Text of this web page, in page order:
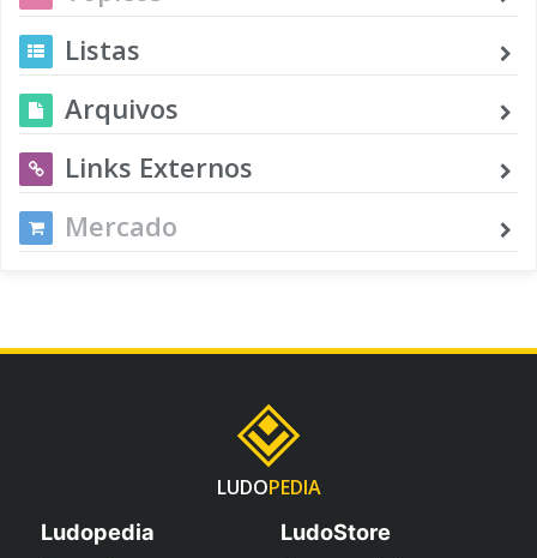
Listas
Arquivos
Links Externos
Mercado
LUDOPEDIA
Ludopedia
LudoStore